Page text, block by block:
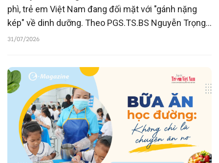
phì, trẻ em Việt Nam đang đối mặt với "gánh nặng
kép" về dinh dưỡng. Theo PGS.TS.BS Nguyễn Trọng
Hưng, dinh dưỡng học đường không chỉ bảo đảm
nguồn nhân lực tương lai.
31/07/2026